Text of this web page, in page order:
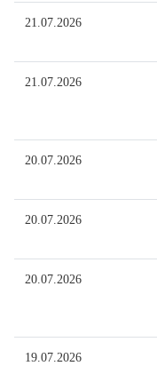
21.07.2026
21.07.2026
20.07.2026
20.07.2026
20.07.2026
19.07.2026